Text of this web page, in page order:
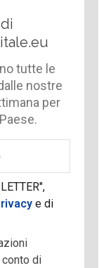
tutte le
nostre
per
e di
di